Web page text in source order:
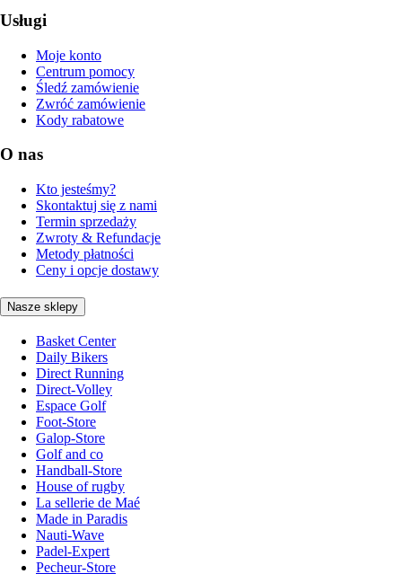
Usługi
Moje konto
Centrum pomocy
Śledź zamówienie
Zwróć zamówienie
Kody rabatowe
O nas
Kto jesteśmy?
Skontaktuj się z nami
Termin sprzedaży
Zwroty & Refundacje
Metody płatności
Ceny i opcje dostawy
Nasze sklepy
Basket Center
Daily Bikers
Direct Running
Direct-Volley
Espace Golf
Foot-Store
Galop-Store
Golf and co
Handball-Store
House of rugby
La sellerie de Maé
Made in Paradis
Nauti-Wave
Padel-Expert
Pecheur-Store